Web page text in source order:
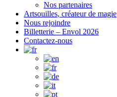
Nos partenaires
Artsouilles, créateur de magie
Nous rejoindre
Billetterie – Envol 2026
Contactez-nous